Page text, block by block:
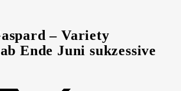
– Variety
Ende Juni sukzessive